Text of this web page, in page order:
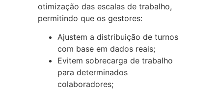
otimização das escalas de trabalho,
permitindo que os gestores:
Ajustem a distribuição de turnos
com base em dados reais;
Evitem sobrecarga de trabalho
para determinados
colaboradores;